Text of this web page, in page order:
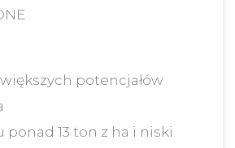
potencjałów
ponad 13 ton z ha i niski